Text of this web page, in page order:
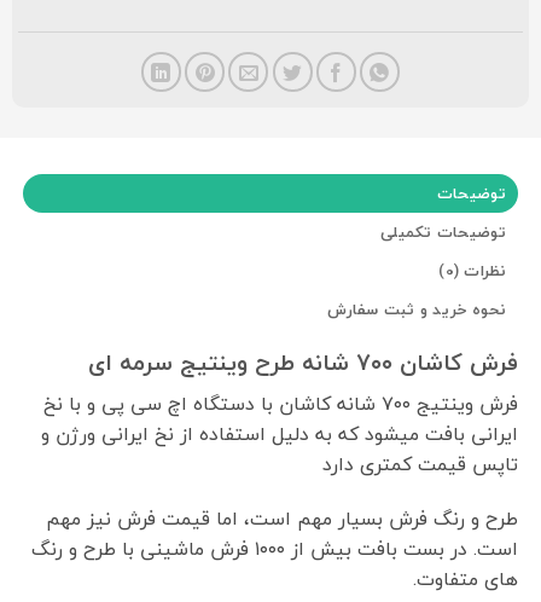
توضیحات
توضیحات تکمیلی
نظرات (0)
نحوه خرید و ثبت سفارش
فرش کاشان ۷۰۰ شانه طرح وینتیج سرمه ای
فرش وینتیج ۷۰۰ شانه کاشان با دستگاه اچ سی پی و با نخ
ایرانی بافت میشود که به دلیل استفاده از نخ ایرانی ورژن و
تاپس قیمت کمتری دارد
طرح و رنگ فرش بسیار مهم است، اما قیمت فرش نیز مهم
است. در بست بافت بیش از ۱۰۰۰ فرش ماشینی با طرح و رنگ
های متفاوت.